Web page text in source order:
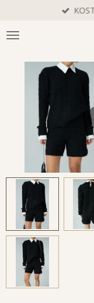
springen